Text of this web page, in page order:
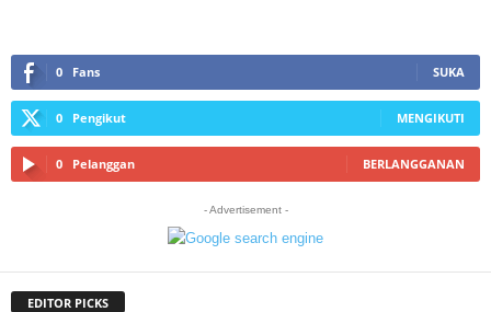
0 Fans SUKA
0 Pengikut MENGIKUTI
0 Pelanggan BERLANGGANAN
- Advertisement -
EDITOR PICKS